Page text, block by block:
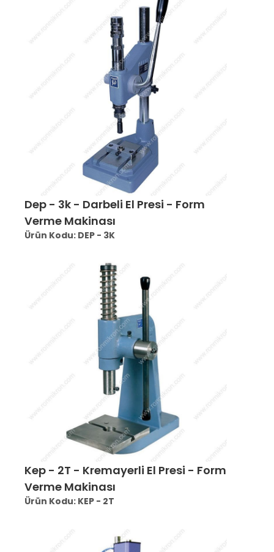
Dep - 3k - Darbeli El Presi - Form
Verme Makinası
Ürün Kodu: DEP - 3K
Kep - 2T - Kremayerli El Presi - Form
Verme Makinası
Ürün Kodu: KEP - 2T